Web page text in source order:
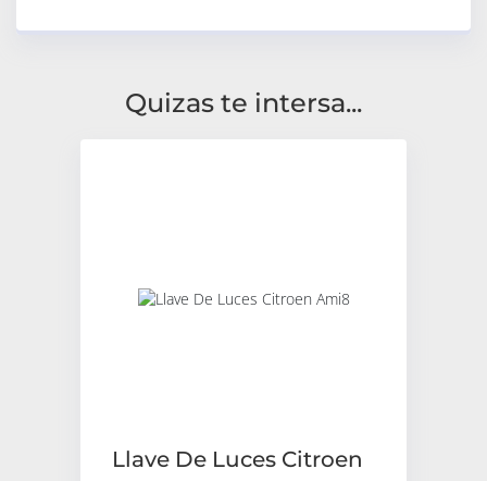
Quizas te intersa...
Llave De Luces Citroen